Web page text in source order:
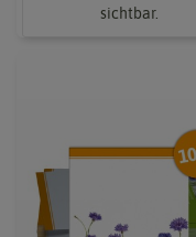
sichtbar.